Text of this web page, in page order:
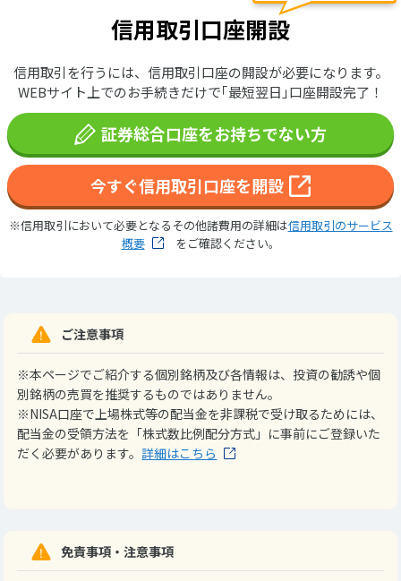
信用取引口座開設
信用取引を行うには、信用取引口座の開設が必要になります。
WEBサイト上でのお手続きだけで｢最短翌日｣口座開設完了！
証券総合口座をお持ちでない方
今すぐ信用取引口座を開設
※信用取引において必要となるその他諸費用の詳細は信用取引のサービス
概要
をご確認ください。
ご注意事項
※本ページでご紹介する個別銘柄及び各情報は、投資の勧誘や個
別銘柄の売買を推奨するものではありません。
※NISA口座で上場株式等の配当金を非課税で受け取るためには、
配当金の受領方法を「株式数比例配分方式」に事前にご登録いた
だく必要があります。詳細はこちら
免責事項・注意事項